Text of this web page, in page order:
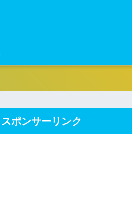
スポンサーリンク